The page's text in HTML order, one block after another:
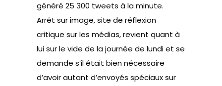
généré 25 300 tweets à la minute.
Arrêt sur image, site de réflexion
critique sur les médias,revient quant à
lui sur le vide de la journée de lundiet se
demande s’il était bien nécessaire
d’avoir autant d’envoyés spéciaux sur